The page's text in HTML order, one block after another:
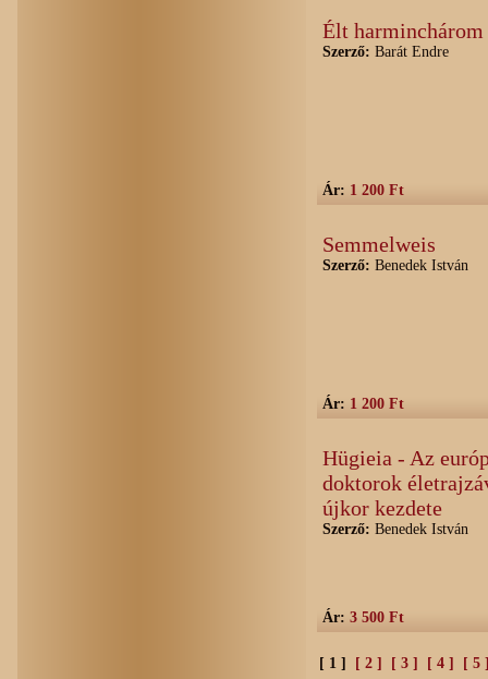
Élt harminchárom
Szerző: Barát Endre
Ár: 1 200 Ft
Semmelweis
Szerző: Benedek István
Ár: 1 200 Ft
Hügieia - Az
doktorok
újkor kezdete
Szerző: Benedek István
Ár: 3 500 Ft
[ 1 ] [ 2 ] [ 3 ] [ 4 ] [ 5